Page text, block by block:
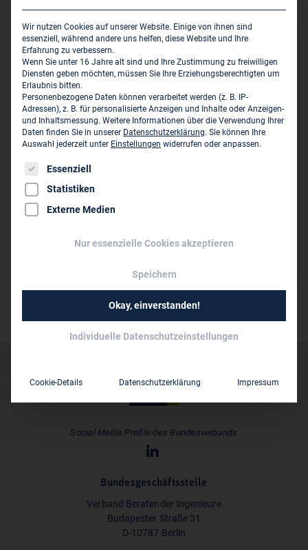
Hauptsitz des Unternehmens
Ingenieurgesellschaft Hindrick Stüvel mbH
Poststraße 3-5
D-21218 Seevetal
04105 61 62 0
Social Media Profile des Bundesverbands
Bundesgeschäftsstelle
Verband Beratender Ingenieure
Budapester Straße 31
D-10787 Berlin
Wir nutzen Cookies auf unserer Website. Einige von ihnen sind
essenziell, während andere uns helfen, diese Website und Ihre
Erfahrung zu verbessern.
Wenn Sie unter 16 Jahre alt sind und Ihre Zustimmung zu freiwilligen
Diensten geben möchten, müssen Sie Ihre Erziehungsberechtigten um
Erlaubnis bitten.
Personenbezogene Daten können verarbeitet werden (z. B. IP-
Adressen), z. B. für personalisierte Anzeigen und Inhalte oder Anzeigen-
und Inhaltsmessung. Weitere Informationen über die Verwendung Ihrer
Daten finden Sie in unserer Datenschutzerklärung. Sie können Ihre
Auswahl jederzeit unter Einstellungen widerrufen oder anpassen.
Es folgt eine Liste der Service-Gruppen, für die eine
Essenziell
Statistiken
Externe Medien
Nur essenzielle Cookies akzeptieren
Speichern
Okay, einverstanden!
Individuelle Datenschutzeinstellungen
Cookie-Details Datenschutzerklärung Impressum